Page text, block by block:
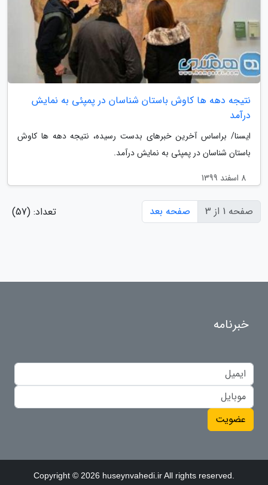
نتیجه دهه ها کاوش باستان شناسان در پمپئی به نمایش
درآمد
ایسنا/ براساس آخرین خبرهای بدست رسیده، نتیجه دهه ها کاوش
باستان شناسان در پمپئی به نمایش درآمد.
8 اسفند 1399
صفحه 1 از 3 صفحه بعد تعداد: (57)
خبرنامه
عضویت
Copyright © 2026 huseynvahedi.ir All rights reserved.